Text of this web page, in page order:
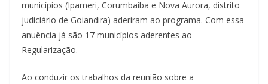
municípios (Ipameri, Corumbaíba e Nova Aurora, distrito
judiciário de Goiandira) aderiram ao programa. Com essa
anuência já são 17 municípios aderentes ao
Regularização.
Ao conduzir os trabalhos da reunião sobre a